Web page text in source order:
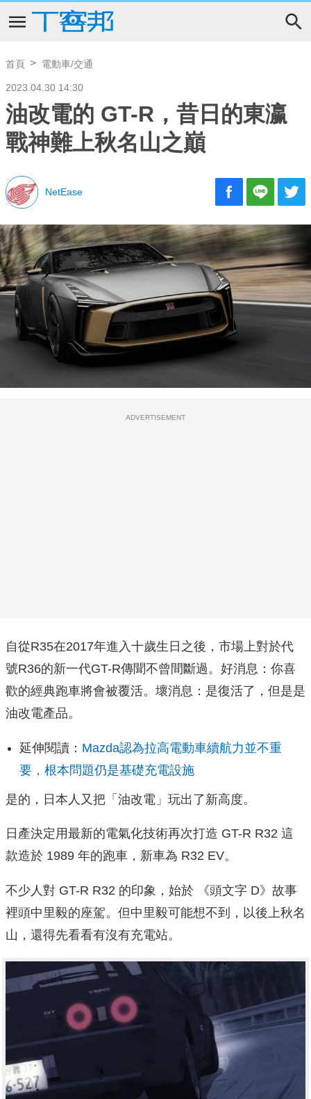
首頁 電動車/交通
2023.04.30 14:30
油改電的 GT-R，昔日的東瀛
戰神難上秋名山之巔
NetEase
ADVERTISEMENT
自從R35在2017年進入十歲生日之後，市場上對於代
號R36的新一代GT-R傳聞不曾間斷過。好消息：你喜
歡的經典跑車將會被覆活。壞消息：是復活了，但是是
油改電產品。
延伸閱讀： Mazda認為拉高電動車續航力並不重
要，根本問題仍是基礎充電設施
是的，日本人又把「油改電」玩出了新高度。
日產決定用最新的電氣化技術再次打造 GT-R R32 這
款造於 1989 年的跑車，新車為 R32 EV。
不少人對 GT-R R32 的印象，始於 《頭文字 D》故事
裡頭中里毅的座駕。但中里毅可能想不到，以後上秋名
山，還得先看看有沒有充電站。